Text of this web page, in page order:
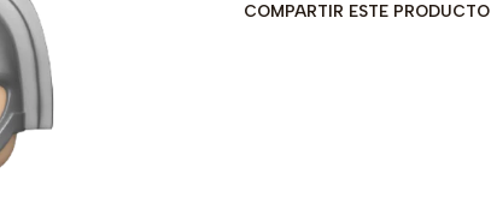
COMPARTIR ESTE PRODUCTO